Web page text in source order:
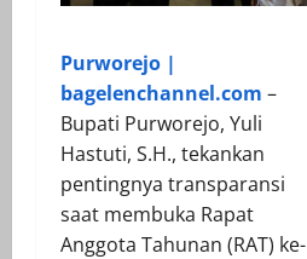
Purworejo |
bagelenchannel.com –
Bupati Purworejo, Yuli
Hastuti, S.H., tekankan
pentingnya transparansi
saat membuka Rapat
Anggota Tahunan (RAT) ke-